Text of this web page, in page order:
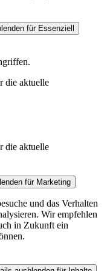
für Essenziell
die aktuelle
die aktuelle
für Marketing
und das Verhalten
Wir empfehlen
in Zukunft ein